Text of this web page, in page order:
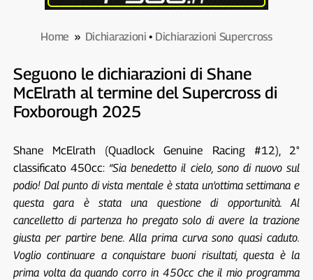
Home » Dichiarazioni • Dichiarazioni Supercross
Seguono le dichiarazioni di Shane
McElrath al termine del Supercross di
Foxborough 2025
Shane McElrath (Quadlock Genuine Racing #12), 2°
classificato 450cc: “Sia benedetto il cielo, sono di nuovo sul
podio! Dal punto di vista mentale è stata un’ottima settimana e
questa gara è stata una questione di opportunità. Al
cancelletto di partenza ho pregato solo di avere la trazione
giusta per partire bene. Alla prima curva sono quasi caduto.
Voglio continuare a conquistare buoni risultati, questa è la
prima volta da quando corro in 450cc che il mio programma